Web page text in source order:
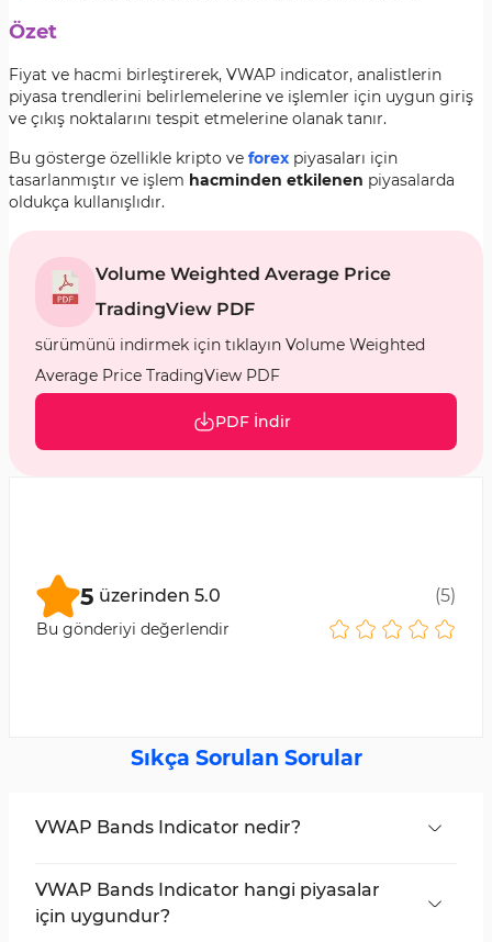
Özet
Fiyat ve hacmi birleştirerek, VWAP indicator, analistlerin
piyasa trendlerini belirlemelerine ve işlemler için uygun giriş
ve çıkış noktalarını tespit etmelerine olanak tanır.
Bu gösterge özellikle kripto ve forex piyasaları için
tasarlanmıştır ve işlem hacminden etkilenen piyasalarda
oldukça kullanışlıdır.
Volume Weighted Average Price
TradingView PDF
sürümünü indirmek için tıklayın Volume Weighted
Average Price TradingView PDF
PDF İndir
5 üzerinden 5.0 (5)
Bu gönderiyi değerlendir
Sıkça Sorulan Sorular
VWAP Bands Indicator nedir?
eden ve piyasa trendlerini, dinamik destek ve
direnç seviyelerini gösteren bir araçtır.
VWAP Bands Indicator hangi piyasalar
için uygundur?